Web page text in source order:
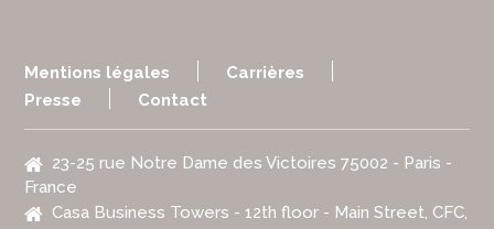
Mentions légales
Carrières
Presse
Contact
23-25 rue Notre Dame des Victoires 75002 - Paris -
France
Casa Business Towers - 12th floor - Main Street, CFC,